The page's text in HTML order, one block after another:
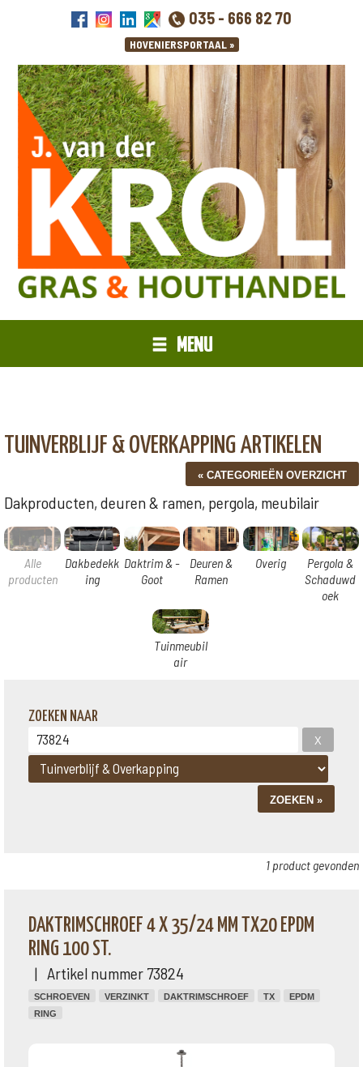
035 - 666 82 70
MENU
TUINVERBLIJF & OVERKAPPING ARTIKELEN
Dakproducten, deuren & ramen, pergola, meubilair
Alle
producten
Dakbedekk
ing
Daktrim & -
Goot
Deuren &
Ramen
Overig
Pergola &
Schaduwd
oek
Tuinmeubil
air
ZOEKEN NAAR
1 product gevonden
DAKTRIMSCHROEF 4 X 35/24 MM TX20 EPDM
RING 100 ST.
| Artikel nummer 73824
SCHROEVEN VERZINKT DAKTRIMSCHROEF TX
EPDM
RING